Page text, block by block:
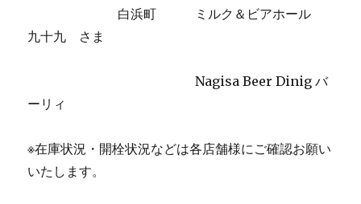
白浜町 ミルク＆ビアホール
九十九 さま
Nagisa Beer Dinig バ
ーリィ
※在庫状況・開栓状況などは各店舗様にご確認お願い
いたします。